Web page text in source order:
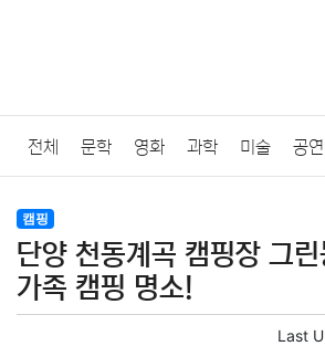
전체 문학 영화 과학 미술 공연
법률
질병 가요 방송 일상 주식 암
미용
캠핑
단양 천동계곡 캠핑장 그
가족 캠핑 명소!
Last